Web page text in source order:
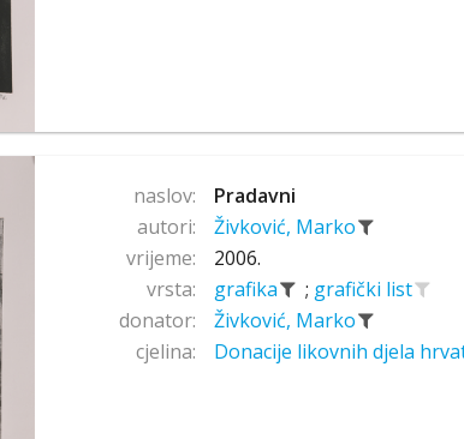
naslov:
Pradavni
autori:
Živković, Marko
vrijeme:
2006.
vrsta:
grafika ; grafički list
donator:
Živković, Marko
cjelina:
Donacije likovnih djela